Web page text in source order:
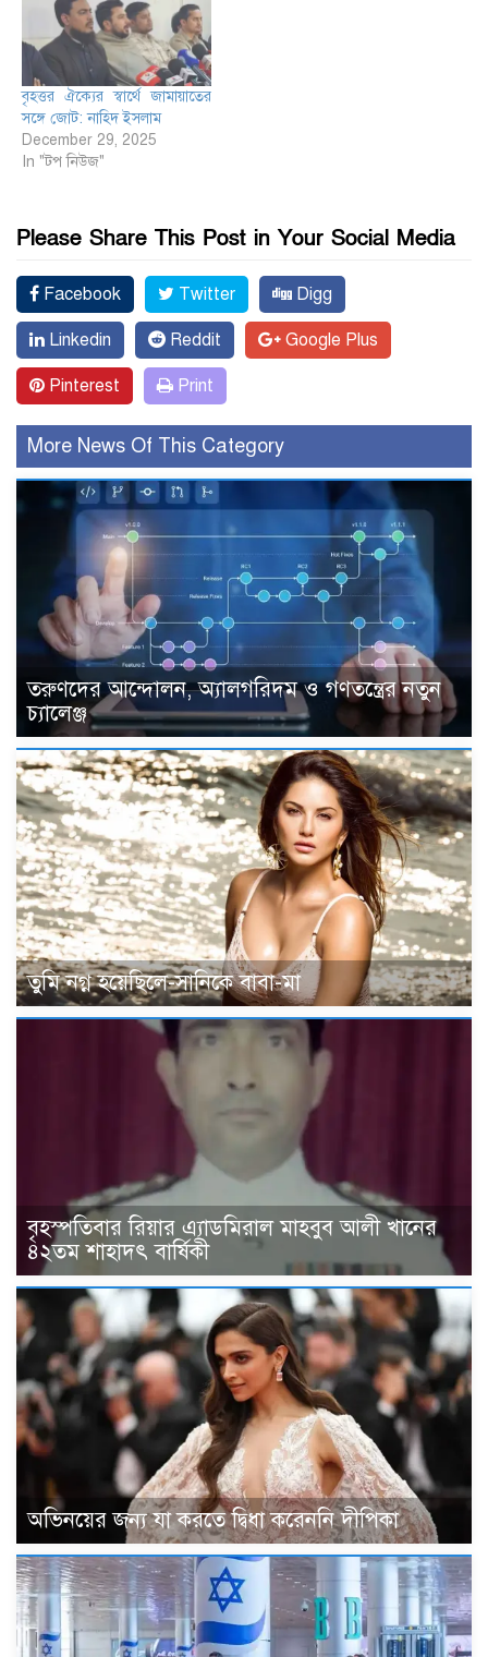
বৃহত্তর ঐক্যের স্বার্থে জামায়াতের
সঙ্গে জোট: নাহিদ ইসলাম
December 29, 2025
In "টপ নিউজ"
Please Share This Post in Your Social Media
Facebook Twitter Digg
Linkedin Reddit Google Plus
Pinterest Print
More News Of This Category
তরুণদের আন্দোলন, অ্যালগরিদম ও গণতন্ত্রের নতুন
চ্যালেঞ্জ
তুমি নগ্ন হয়েছিলে-সানিকে বাবা-মা
বৃহস্পতিবার রিয়ার এ্যাডমিরাল মাহবুব আলী খানের
৪২তম শাহাদৎ বার্ষিকী
অভিনয়ের জন্য যা করতে দ্বিধা করেননি দীপিকা